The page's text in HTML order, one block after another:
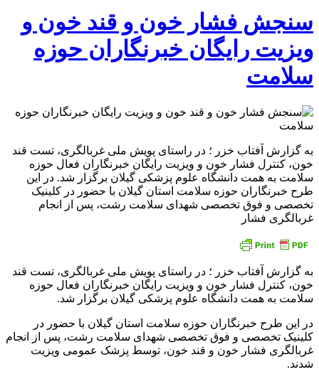
سنجش فشار خون و قند خون و
ویزیت رایگان خبرنگاران حوزه
سلامت
به گزارش آفتاب خزر ؛ در راستای پویش ملی غربالگری، تست قند
خون، کنترل فشار خون و ویزیت رایگان خبرنگاران فعال حوزه
سلامت به همت دانشگاه علوم پزشکی گیلان برگزار شد. در این
طرح خبرنگاران حوزه سلامت استان گیلان با حضور در کلینیک
تخصصی و فوق تخصصی شهدای سلامت رشت، پس از انجام
غربالگری فشار
به گزارش آفتاب خزر ؛ در راستای پویش ملی غربالگری، تست قند
خون، کنترل فشار خون و ویزیت رایگان خبرنگاران فعال حوزه
سلامت به همت دانشگاه علوم پزشکی گیلان برگزار شد.
در این طرح خبرنگاران حوزه سلامت استان گیلان با حضور در
کلینیک تخصصی و فوق تخصصی شهدای سلامت رشت، پس از انجام
غربالگری فشار خون و قند خون، توسط پزشک عمومی ویزیت
شدند.